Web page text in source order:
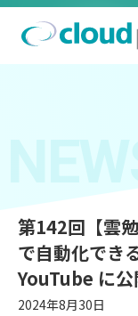
第142回【雲
で自動化でき
YouTube に
2024年8月30日